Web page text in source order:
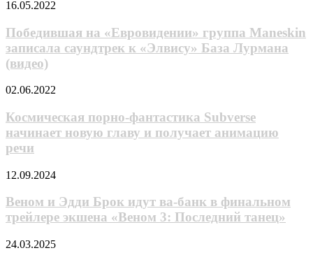
получило
ролик
дата
школьной
романтики
про
нарушения
сна
Победившая
«Евровидении»
группа
Maneskin
записала
к
База
Лурмана
16.05.2022
Победившая на «Евровидении» группа Maneskin
записала саундтрек к «Элвису» База Лурмана
(видео)
Космическая
фантастика
Subverse
начинает
новую
и
анимацию
речи
02.06.2022
Космическая порно-фантастика Subverse
начинает новую главу и получает анимацию
речи
Веном
Эдди
Брок
идут
банк
12.09.2024
Веном и Эдди Брок идут ва-банк в финальном
трейлере экшена «Веном 3: Последний танец»
«Поднятие
24.03.2025